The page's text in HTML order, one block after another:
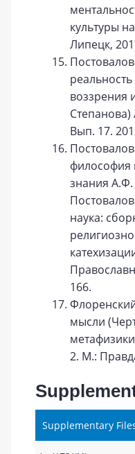
культуры
Липецк,
воззрения
Вып. 17.
философия
знания
наука:
166.
мысли
2. М.:
Supplementary